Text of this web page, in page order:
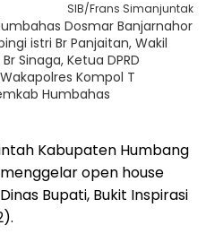
SIB/Frans Simanjuntak
Dosmar Banjarnahor
istri Br Panjaitan, Wakil
Sinaga, Ketua DPRD
Kompol T
Humbahas
Kabupaten Humbang
open house
Bupati, Bukit Inspirasi